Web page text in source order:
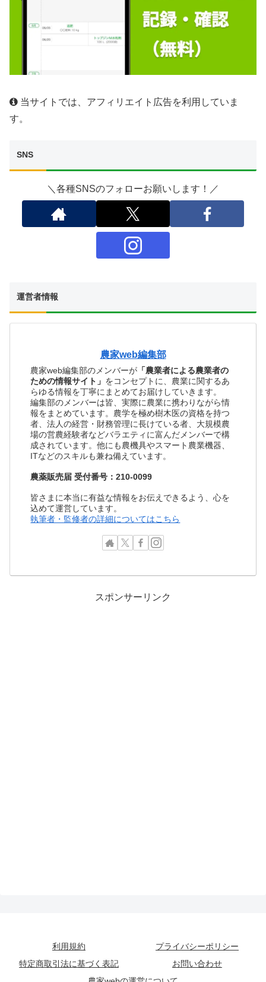
当サイトでは、アフィリエイト広告を利用していま
す。
SNS
＼各種SNSのフォローお願いします！／
運営者情報
農家web編集部
農家web編集部のメンバーが 「農業者による農業者の
ための情報サイト」 をコンセプトに、農業に関するあ
らゆる情報を丁寧にまとめてお届けしていきます。
編集部のメンバーは皆、実際に農業に携わりながら情
報をまとめています。農学を極め樹木医の資格を持つ
者、法人の経営・財務管理に長けている者、大規模農
場の営農経験者などバラエティに富んだメンバーで構
成されています。他にも農機具やスマート農業機器、
ITなどのスキルも兼ね備えています。
農薬販売届 受付番号：210-0099
皆さまに本当に有益な情報をお伝えできるよう、心を
込めて運営しています。
執筆者・監修者の詳細についてはこちら
スポンサーリンク
利用規約
プライバシーポリシー
特定商取引法に基づく表記
お問い合わせ